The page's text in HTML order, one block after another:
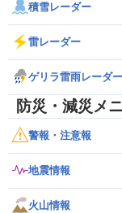
積雪レーダー
雷レーダー
ゲリラ雷雨レーダー
防災・減災メ
警報・注意報
地震情報
火山情報